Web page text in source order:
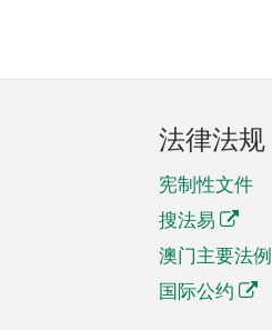
法律法规
宪制性文件
搜法易
澳门主要法例
国际公约